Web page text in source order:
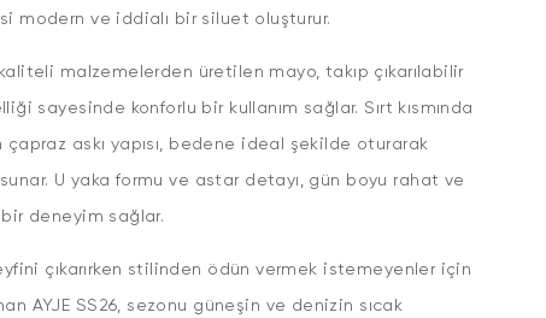
modern ve iddialı bir siluet oluşturur.
malzemelerden üretilen mayo, takıp çıkarılabilir
sayesinde konforlu bir kullanım sağlar. Sırt kısmında
çapraz askı yapısı, bedene ideal şekilde oturarak
U yaka formu ve astar detayı, gün boyu rahat ve
deneyim sağlar.
çıkarırken stilinden ödün vermek istemeyenler için
AYJE SS26, sezonu güneşin ve denizin sıcak